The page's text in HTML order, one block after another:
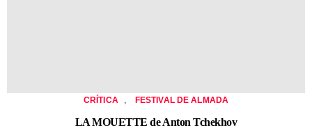
CRÍTICA FESTIVAL DE ALMADA
LA MOUETTE de Anton Tchekhov